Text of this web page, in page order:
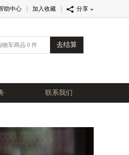
助中心 加入收藏 分享
物车商品 0 件 去结算
联系我们